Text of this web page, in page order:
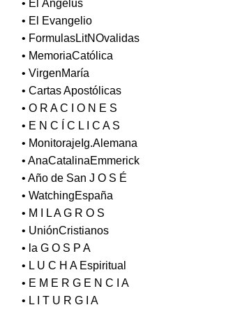
• El Ángelus
• El Evangelio
• FormulasLitNOvalidas
• MemoriaCatólica
• VirgenMaría
• Cartas Apostólicas
• O R A C I O N E S
• E N C Í C L I C A S
• MonitorajeIg.Alemana
• AnaCatalinaEmmerick
• Año de San J O S É
• WatchingEspaña
• M I L A G R O S
• UniónCristianos
• la G O S P A
• L U C H A Espiritual
• E M E R G E N C I A
• L I T U R G I A